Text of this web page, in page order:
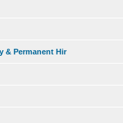
& Permanent Hir